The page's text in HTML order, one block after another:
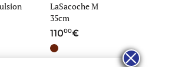
LaSacoche M
35cm
11000